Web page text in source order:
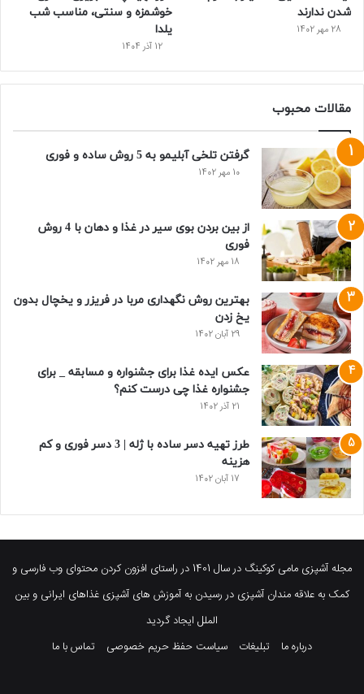
شدن ندارند
28 مهر 1402
خوشمزه و سنتی، مناسب شب
یلدا
12 آذر 1404
مقالات محبوب
گرفتن تلخی آبلیمو به 5 روش ساده و فوری
10 مهر 1402
از بین بردن بوی سیر در غذا و دهان با 4 روش
فوری
18 مهر 1402
بهترین روش نگهداری مربا در فریزر و یخچال بدون
یخ زدن
29 آبان 1402
عکس ایده غذا برای جشنواره و مسابقه _ برای
جشنواره غذا چی درست کنم؟
21 آذر 1402
طرز تهیه دسر ساده با ژله | 3 دسر فوری و کم
هزینه
17 آبان 1402
مجله آشپزی مامی کوکینگ در سال 1401 در راستای افزون کردن محتوای وب فارسی و
کمک به علاقه مندان آشپزی در رسیدن به آموزش های آشپزی غذاهای ایرانی و بین
الملل ایجاد گردید
درباره ما
تبلیغات سیاست حفظ حریم خصوصی تماس با ما